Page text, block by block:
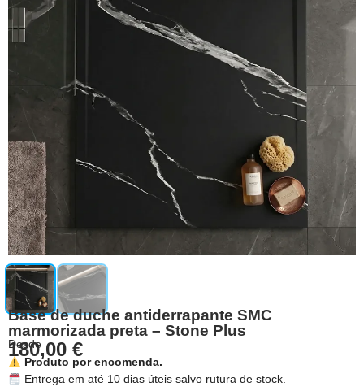
Base de duche antiderrapante SMC
marmorizada preta – Stone Plus
Desde
180,00 €
Produto por encomenda.
Entrega em até 10 dias úteis salvo rutura de stock.